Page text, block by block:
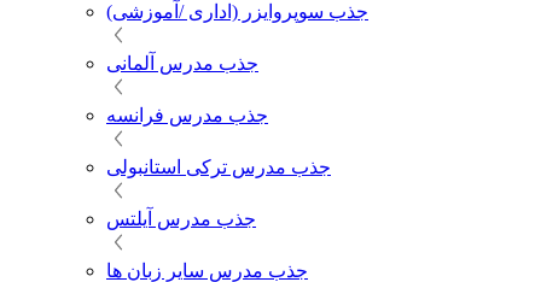
جذب سوپروایزر (اداری /آموزشی)
جذب مدرس آلمانی
جذب مدرس فرانسه
جذب مدرس ترکی استانبولی
جذب مدرس آیلتس
جذب مدرس سایر زبان ها